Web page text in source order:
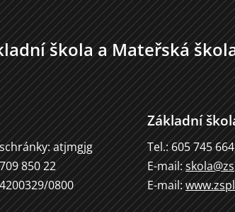
škola a Mateřská
atjmgjg
850 22
0800
Základní
Tel.: 605 745
E-mail:
E-mail: